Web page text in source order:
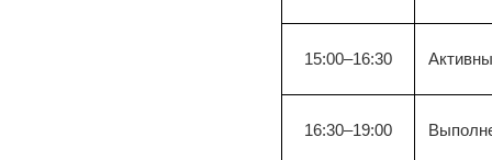
15:00–16:30
16:30–19:00